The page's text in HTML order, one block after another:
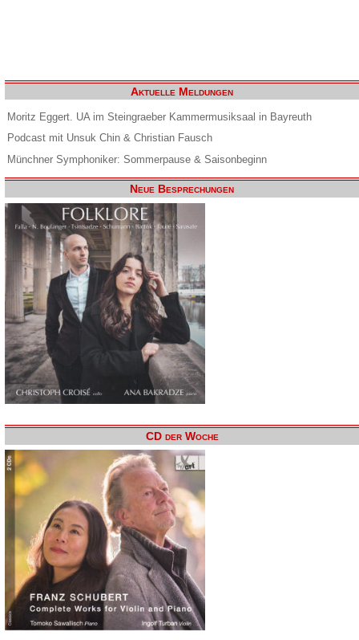
Aktuelle Meldungen
Moritz Eggert. UA im Steingraeber Kammermusiksaal in Bayreuth
Podcast mit Unsuk Chin & Christian Fausch
Münchner Symphoniker: Sommerpause & Saisonbeginn
Neue Besprechungen
CD der Woche